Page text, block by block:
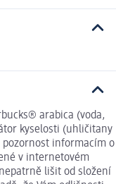
arabica (voda,
kyselosti (uhličitany
informacím o
v internetovém
lišit od složení